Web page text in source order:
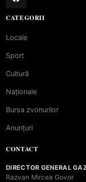
CATEGORII
Locale
Sport
Cultură
Naționale
Bursa zvonurilor
Anunțuri
CONTACT
DIRECTOR GENERAL
Razvan Mircea Govor